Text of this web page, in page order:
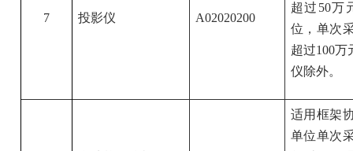
7 投影仪 A02020200
超过50万
位，单次
超过100
仪除外。
适用框架
单位单次